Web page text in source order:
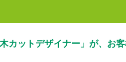
カットデザイナー」が、お